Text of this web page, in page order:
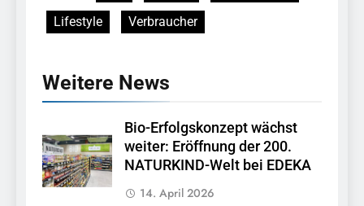
Lifestyle
Verbraucher
Weitere News
Bio-Erfolgskonzept wächst
weiter: Eröffnung der 200.
NATURKIND-Welt bei EDEKA
14. April 2026